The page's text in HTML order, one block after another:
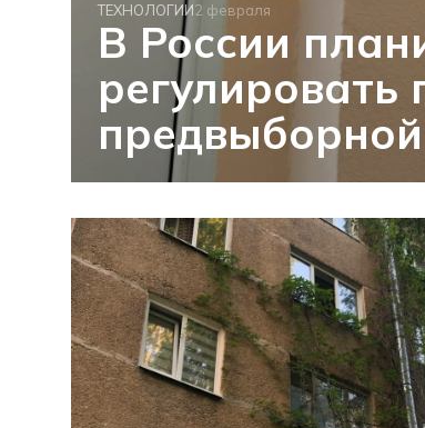
ТЕХНОЛОГИИ2 февраля
В России